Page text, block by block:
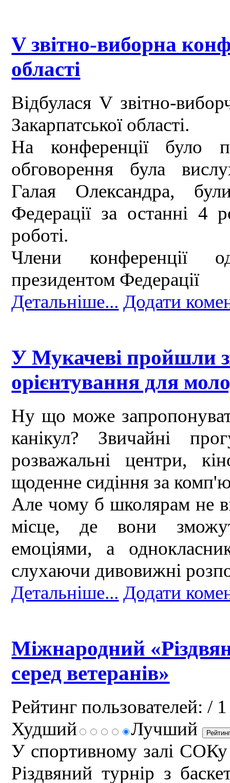
V звітно-виборна
області
Відбулася V звітно-
Закарпатської області.
На конференції було
обговорення була
Галая Олександра,
Федерації за останні 4
роботі.
Члени конференції
президентом Федерації
Детальніше... Додати
У Мукачеві пройшли
орієнтування для
Ну що може
канікул? Звичайні
розважальні центри,
щоденне сидіння за
Але чому б школярам не
місце, де вони
емоціями, а
слухаючи дивовижні
Детальніше... Додати
Міжнародний
серед ветеранів»
Рейтинг пользователей: / 1
Худший
Лучший
У спортивному залі
Різдвяний турнір з